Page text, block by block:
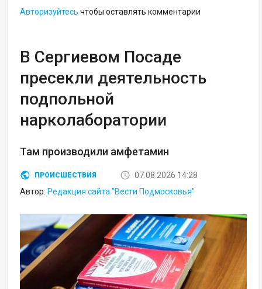
Авторизуйтесь чтобы оставлять комментарии
В Сергиевом Посаде
пресекли деятельность
подпольной
нарколаборатории
Там производили амфетамин
ПРОИСШЕСТВИЯ
07.08.2026 14:28
Автор: Редакция сайта "Вести Подмосковья"